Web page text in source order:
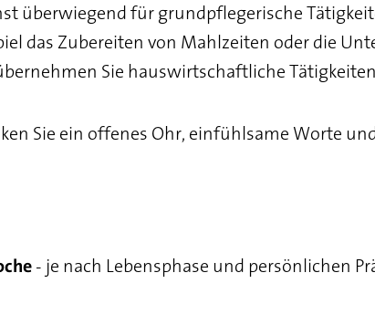
überwiegend für grundpflegerische
das Zubereiten von Mahlzeiten oder die
Sie hauswirtschaftliche
Sie ein offenes Ohr, einfühlsame Worte
- je nach Lebensphase und persönlichen